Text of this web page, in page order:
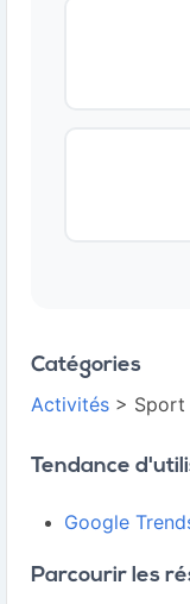
Catégories
Activités >
Tendance
Google
Parcourir les